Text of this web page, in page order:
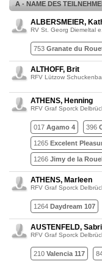
A - NAME DES
ALBERSMEIER,
RV St. Georg Diemeltal
753 Granate du
ALTHOFF, Brit
RFV Lützow
ATHENS, Henning
RFV Graf Sporck
017 Agamo 4 396
1265 Excelent
1266 Jimy de la
ATHENS, Marleen
RFV Graf Sporck
1264 Daydream 107
AUSTENFELD,
RFV Graf Sporck
210 Valencia 117